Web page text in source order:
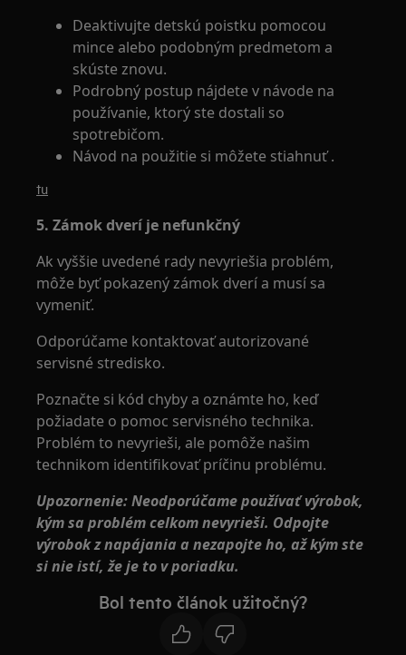
Deaktivujte detskú poistku pomocou
mince alebo podobným predmetom a
skúste znovu.
Podrobný postup nájdete v návode na
používanie, ktorý ste dostali so
spotrebičom.
Návod na použitie si môžete stiahnuť .
tu
5. Zámok dverí je nefunkčný
Ak vyššie uvedené rady nevyriešia problém,
môže byť pokazený zámok dverí a musí sa
vymeniť.
Odporúčame kontaktovať autorizované
servisné stredisko.
Poznačte si kód chyby a oznámte ho, keď
požiadate o pomoc servisného technika.
Problém to nevyrieši, ale pomôže našim
technikom identifikovať príčinu problému.
Upozornenie: Neodporúčame používať výrobok,
kým sa problém celkom nevyrieši. Odpojte
výrobok z napájania a nezapojte ho, až kým ste
si nie istí, že je to v poriadku.
Bol tento článok užitočný?